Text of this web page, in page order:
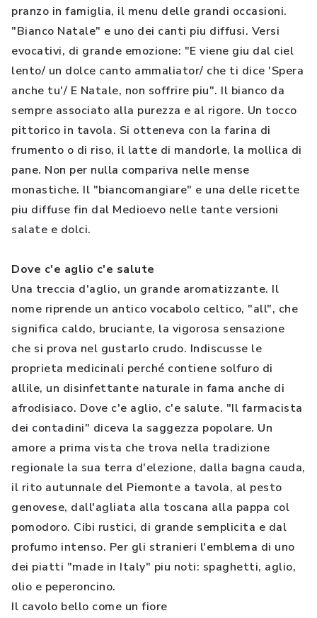
pranzo in famiglia, il menu delle grandi occasioni.
"Bianco Natale" e uno dei canti piu diffusi. Versi
evocativi, di grande emozione: "E viene giu dal ciel
lento/ un dolce canto ammaliator/ che ti dice 'Spera
anche tu'/ E Natale, non soffrire piu". Il bianco da
sempre associato alla purezza e al rigore. Un tocco
pittorico in tavola. Si otteneva con la farina di
frumento o di riso, il latte di mandorle, la mollica di
pane. Non per nulla compariva nelle mense
monastiche. Il "biancomangiare" e una delle ricette
piu diffuse fin dal Medioevo nelle tante versioni
salate e dolci.
Dove c'e aglio c'e salute
Una treccia d'aglio, un grande aromatizzante. Il
nome riprende un antico vocabolo celtico, "all", che
significa caldo, bruciante, la vigorosa sensazione
che si prova nel gustarlo crudo. Indiscusse le
proprieta medicinali perché contiene solfuro di
allile, un disinfettante naturale in fama anche di
afrodisiaco. Dove c'e aglio, c'e salute. "Il farmacista
dei contadini" diceva la saggezza popolare. Un
amore a prima vista che trova nella tradizione
regionale la sua terra d'elezione, dalla bagna cauda,
il rito autunnale del Piemonte a tavola, al pesto
genovese, dall'agliata alla toscana alla pappa col
pomodoro. Cibi rustici, di grande semplicita e dal
profumo intenso. Per gli stranieri l'emblema di uno
dei piatti "made in Italy" piu noti: spaghetti, aglio,
olio e peperoncino.
Il cavolo bello come un fiore